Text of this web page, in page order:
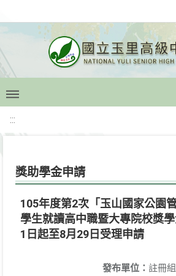
:::
獎助學金申請
105年度第2次「玉山國家公園
學生就讀高中職暨大專院校獎
1日起至8月29日受理申請
發布單位： 註冊組